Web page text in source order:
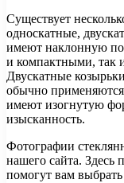
Существует
односкатные,
имеют наклонную
и компактными, так
Двускатные
обычно
имеют изогнутую
изысканность.
Фотографии
нашего сайта. Здесь
помогут вам